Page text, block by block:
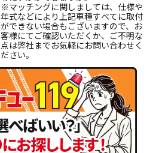
※マッチングに関しましては、仕様や
年式などにより上記車種すべてに取付
ができない場合もございますので、お
客様にてご確認いただくか、ご不明な
点は弊社までお気軽にお問い合わせく
ださい。